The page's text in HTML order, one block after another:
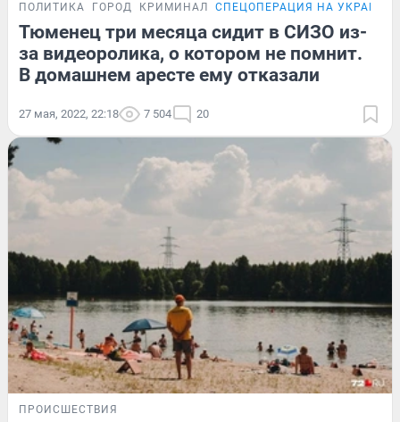
ПОЛИТИКА ГОРОД КРИМИНАЛ СПЕЦОПЕРАЦИЯ НА УКРАИНЕ
Тюменец три месяца сидит в СИЗО из-
за видеоролика, о котором не помнит.
В домашнем аресте ему отказали
27 мая, 2022, 22:18 7 504 20
ПРОИСШЕСТВИЯ